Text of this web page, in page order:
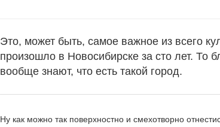
Это, может быть, самое важное из всего
произошло в Новосибирске за сто лет. То
вообще знают, что есть такой город.
Ну как можно так поверхностно и смехотворно